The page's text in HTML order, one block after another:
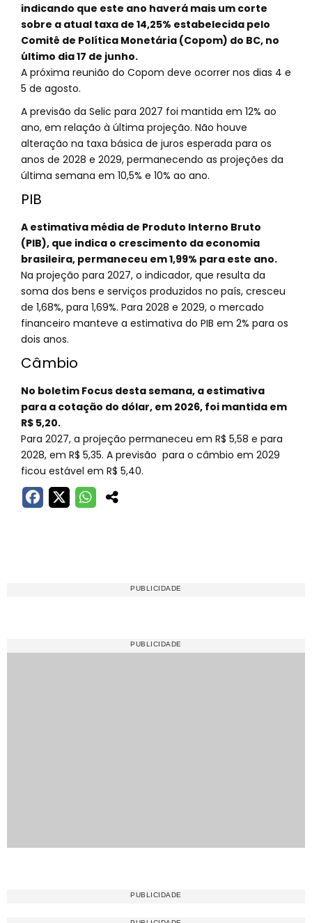
indicando que este ano haverá mais um corte
sobre a atual taxa de 14,25% estabelecida pelo
Comitê de Política Monetária (Copom) do BC, no
último dia 17 de junho.
A próxima reunião do Copom deve ocorrer nos dias 4 e
5 de agosto.
A previsão da Selic para 2027 foi mantida em 12% ao
ano, em relação à última projeção. Não houve
alteração na taxa básica de juros esperada para os
anos de 2028 e 2029, permanecendo as projeções da
última semana em 10,5% e 10% ao ano.
PIB
A estimativa média de Produto Interno Bruto
(PIB), que indica o crescimento da economia
brasileira, permaneceu em 1,99% para este ano.
Na projeção para 2027, o indicador, que resulta da
soma dos bens e serviços produzidos no país, cresceu
de 1,68%, para 1,69%. Para 2028 e 2029, o mercado
financeiro manteve a estimativa do PIB em 2% para os
dois anos.
Câmbio
No boletim Focus desta semana, a estimativa
para a cotação do dólar, em 2026, foi mantida em
R$ 5,20.
Para 2027, a projeção permaneceu em R$ 5,58 e para
2028, em R$ 5,35. A previsão para o câmbio em 2029
ficou estável em R$ 5,40.